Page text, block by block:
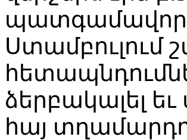
պատգամավոր
Ստամբուլում
ձերբակալել
հայ